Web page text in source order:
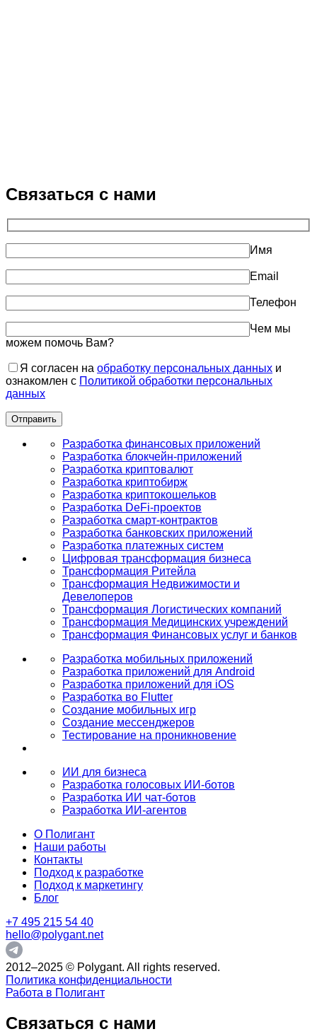
Связаться с нами
Имя
Email
Телефон
Чем мы
можем помочь Вам?
Я согласен на обработку персональных данных и
ознакомлен с Политикой обработки персональных
данных
Разработка финансовых приложений
Разработка блокчейн-приложений
Разработка криптовалют
Разработка криптобирж
Разработка криптокошельков
Разработка DeFi-проектов
Разработка смарт-контрактов
Разработка банковских приложений
Разработка платежных систем
Цифровая трансформация бизнеса
Трансформация Ритейла
Трансформация Недвижимости и
Девелоперов
Трансформация Логистических компаний
Трансформация Медицинских учреждений
Трансформация Финансовых услуг и банков
Разработка мобильных приложений
Разработка приложений для Android
Разработка приложений для iOS
Разработка во Flutter
Создание мобильных игр
Создание мессенджеров
Тестирование на проникновение
ИИ для бизнеса
Разработка голосовых ИИ-ботов
Разработка ИИ чат-ботов
Разработка ИИ-агентов
О Полигант
Наши работы
Контакты
Подход к разработке
Подход к маркетингу
Блог
+7 495 215 54 40
hello@polygant.net
2012–2025 © Polygant. All rights reserved.
Политика конфиденциальности
Работа в Полигант
Связаться с нами